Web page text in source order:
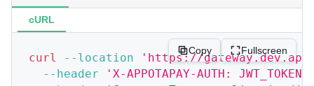
cURL
Copy Fullscreen
curl --location
'https://
--header
'X-APPOTAPAY-AUTH: JWT_TOKEN'